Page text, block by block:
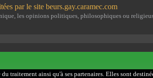
par le site beurs.gay.caramec.com
les opinions politiques, philosophiques ou
traitement ainsi qu'à ses partenaires. Elles sont